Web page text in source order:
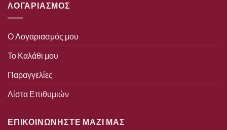
ΛΟΓΑΡΙΑΣΜΟΣ
Ο Λογαριασμός μου
Το Καλάθι μου
Παραγγελίες
Λίστα Επιθυμιών
ΕΠΙΚΟΙΝΩΝΗΣΤΕ ΜΑΖΙ ΜΑΣ